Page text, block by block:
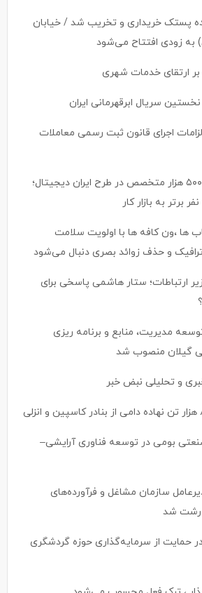
پستک خریداری و تخریب شد / خیابان
ارتقای خدمات شهری
نخستین سریال ابرقهرمانی ایران
اجرای قانون ثبت رسمی معاملات
توکلی: هدف‌گذاری ۵۰۰ هزار متخصص در طرح ایران دیجیتال؛
ها ،ون کافه ها با اولویت سلامت
و حذف زوائد بصری دنبال می‌شود
ارتباطات؛ ستار هاشمی پاسخی برای
مدیریت، منابع و برنامه ریزی
گیلان منصوب شد
و تحلیلی نبض خبر
بومی در توسعه فناوری آرایشی–
سازمان مشاغل و فرآورده‌های
رشت شد
حمایت از سرمایه‌گذاری حوزه گردشگری